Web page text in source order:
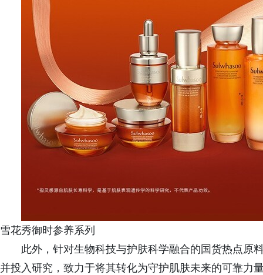
雪花秀御时参养系列
此外，针对生物科技与护肤科学融合的国货热点
并投入研究，致力于将其转化为守护肌肤未来的可靠力